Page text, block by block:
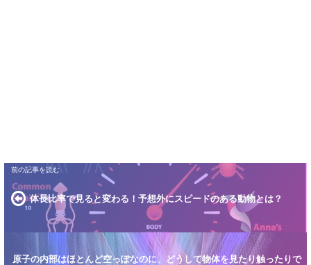
体長比率で見ると変わる！予想外にスピードのある動物とは？
原子の内部はほとんど空っぽなのに、どうして物体を見たり触ったりで